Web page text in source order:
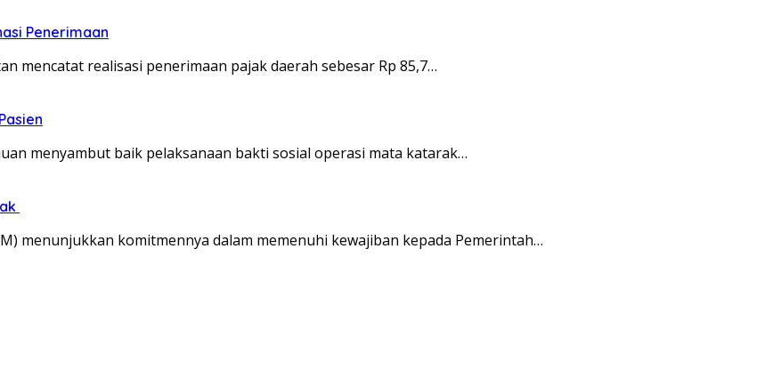
Penerimaan
mencatat realisasi penerimaan pajak daerah sebesar Rp 85,7…
menyambut baik pelaksanaan bakti sosial operasi mata katarak…
menunjukkan komitmennya dalam memenuhi kewajiban kepada Pemerintah…